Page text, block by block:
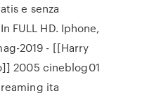
e senza
FULL HD. Iphone,
2019 - [[Harry
2005 cineblog01
ita